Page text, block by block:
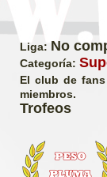
Liga: No
Categoría:
El club de fans
miembros.
Trofeos